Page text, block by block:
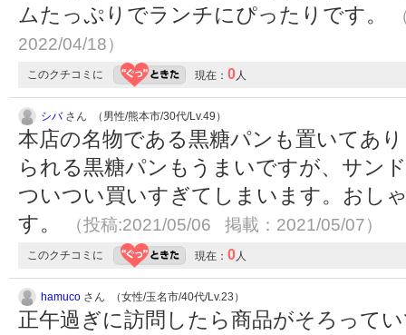
ムたっぷりでランチにぴったりです。
2022/04/18）
このクチコミに 現在： 0人
シバさん （男性/熊本市/30代/Lv.49）
本店の名物である黒糖パンも置いてあ
られる黒糖パンもうまいですが、サン
ついつい買いすぎてしまいます。おし
す。
（投稿:2021/05/06 掲載：2021/05/07）
このクチコミに 現在： 0人
hamuco さん （女性/玉名市/40代/Lv.23）
正午過ぎに訪問したら商品がそろって